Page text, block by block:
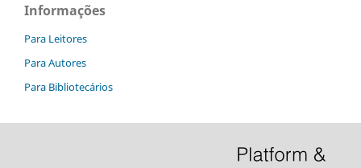
Informações
Para Leitores
Para Autores
Para Bibliotecários